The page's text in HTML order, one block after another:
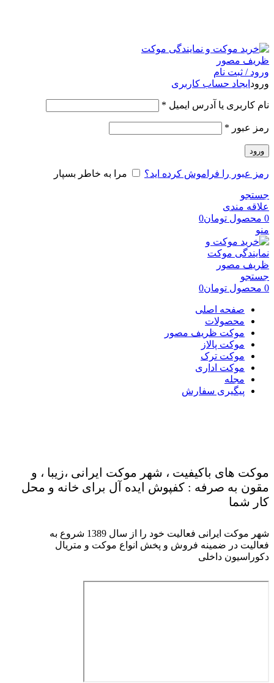
ورود / ثبت نام
ورود ایجاد حساب کاربری
نام کاربری یا آدرس ایمیل *
رمز عبور *
ورود
رمز عبور را فراموش کرده اید؟ مرا به خاطر بسپار
جستجو
علاقه مندی
0 محصول تومان0
منو
جستجو
0 محصول تومان0
صفحه اصلی
محصولات
موکت ظریف مصور
موکت پالاز
موکت ترک
موکت اداری
مجله
پیگیری سفارش
موکت های باکیفیت ، شهر موکت ایرانی ،زیبا ، و
مقون به صرفه : کفپوش ایده آل برای خانه و محل
کار شما
شهر موکت ایرانی فعالیت خود را از سال 1389 شروع به
فعالیت در ضمینه فروش و پخش انواع موکت و متریال
دکوراسیون داخلی